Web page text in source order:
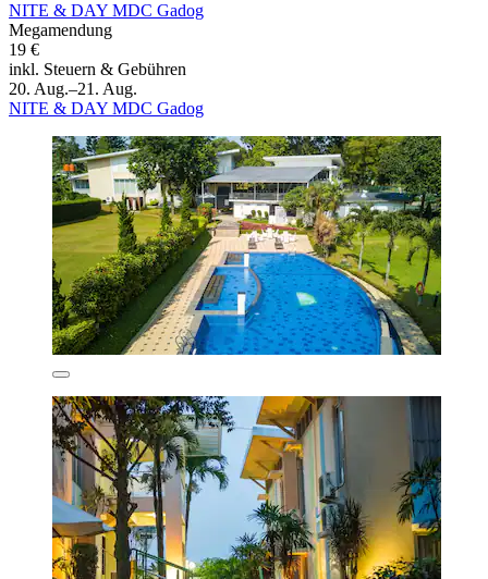
NITE & DAY MDC Gadog
Megamendung
19 €
inkl. Steuern & Gebühren
20. Aug.–21. Aug.
NITE & DAY MDC Gadog